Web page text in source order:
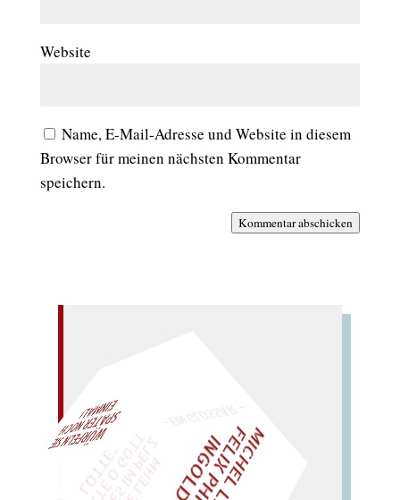
Website
Name, E-Mail-Adresse und Website in diesem
Browser für meinen nächsten Kommentar
speichern.
Kommentar abschicken
" I
D
AL!